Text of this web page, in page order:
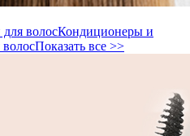
волосКондиционеры и
Показать все >>